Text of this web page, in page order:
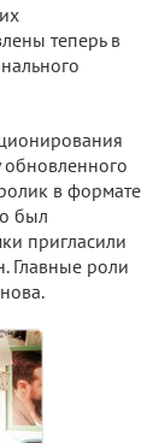
теперь в
в формате
был
пригласили
Главные роли